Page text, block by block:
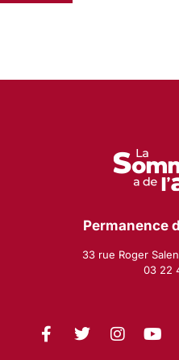
Permanence
33 rue Roger
03 22